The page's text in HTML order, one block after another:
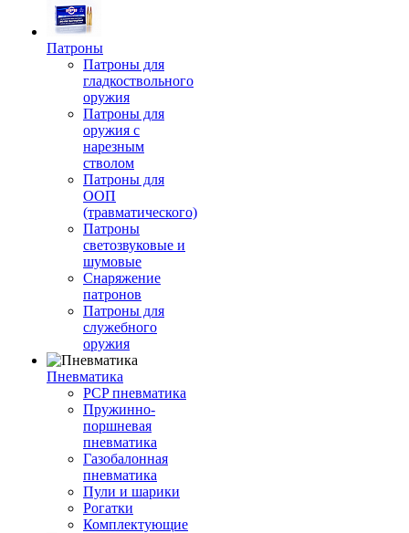
Патроны
Патроны для
гладкоствольного
оружия
Патроны для
оружия с
нарезным
стволом
Патроны для
ООП
(травматического)
Патроны
светозвуковые и
шумовые
Снаряжение
патронов
Патроны для
служебного
оружия
Пневматика
PCP пневматика
Пружинно-
поршневая
пневматика
Газобалонная
пневматика
Пули и шарики
Рогатки
Комплектующие